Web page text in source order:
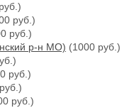
руб.)
руб.)
р-н МО) (1000 руб.)
руб.)
руб.)